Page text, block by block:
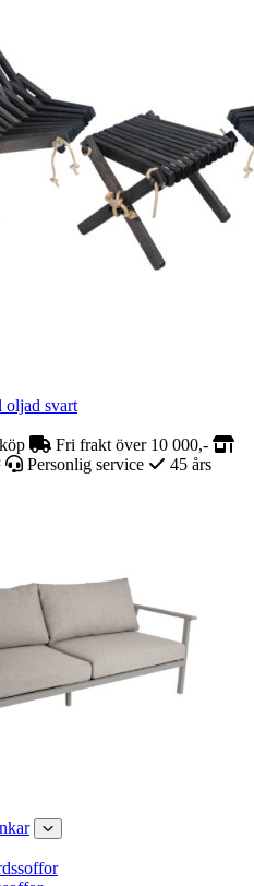
svart
Fri frakt över 10 000,-
Personlig service
45 års